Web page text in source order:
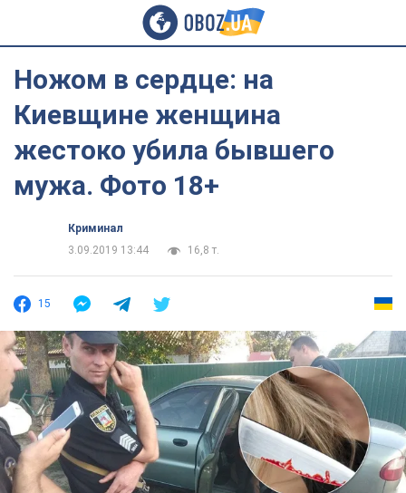
Ножом в сердце: на
Киевщине женщина
жестоко убила бывшего
мужа. Фото 18+
Криминал
3.09.2019 13:44
16,8 т.
15